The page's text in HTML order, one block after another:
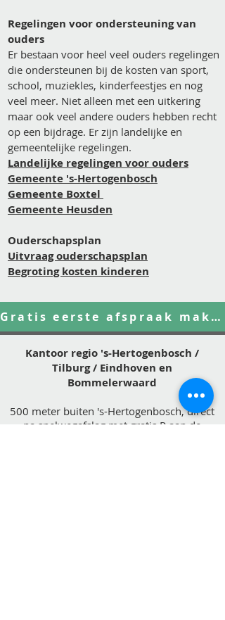
Regelingen voor ondersteuning van
ouders
Er bestaan voor heel veel ouders regelingen
die ondersteunen bij de kosten van sport,
school, muziekles, kinderfeestjes en nog
veel meer. Niet alleen met een uitkering
maar ook veel andere ouders hebben recht
op een bijdrage. Er zijn landelijke en
gemeentelijke regelingen.
Landelijke regelingen voor ouders
Gemeente 's-Hertogenbosch
Gemeente Boxtel
Gemeente Heusden
Ouderschapsplan
Uitvraag ouderschapsplan
Begroting kosten kinderen
Gratis eerste afspraak maken?
Kantoor regio 's-Hertogenbosch /
Tilburg / Eindhoven en
Bommelerwaard
500 meter buiten 's-Hertogenbosch, direct
na snelwegafslag met gratis P aan de